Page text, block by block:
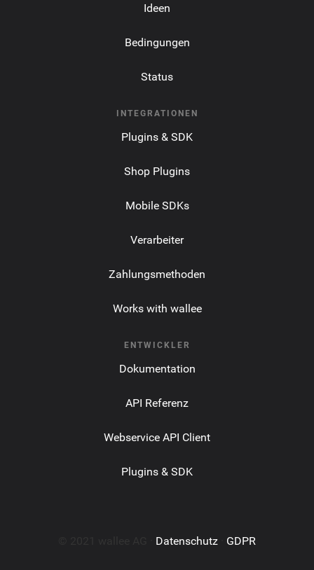
Ideen
Bedingungen
Status
INTEGRATIONEN
Plugins & SDK
Shop Plugins
Mobile SDKs
Verarbeiter
Zahlungsmethoden
Works with wallee
ENTWICKLER
Dokumentation
API Referenz
Webservice API Client
Plugins & SDK
Datenschutz GDPR